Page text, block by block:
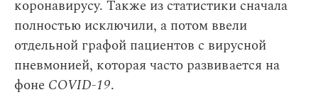
коронавирусу. Также из статистики сначала
полностью исключили, а потом ввели
отдельной графой пациентов с вирусной
пневмонией, которая часто развивается на
фоне COVID-19.